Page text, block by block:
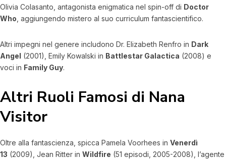
Olivia Colasanto, antagonista enigmatica nel spin-off di Doctor
Who , aggiungendo mistero al suo curriculum fantascientifico.
Altri impegni nel genere includono Dr. Elizabeth Renfro in Dark
Angel (2001), Emily Kowalski in Battlestar Galactica (2008) e
voci in Family Guy.
Altri Ruoli Famosi di Nana
Visitor
Oltre alla fantascienza, spicca Pamela Voorhees in Venerdì
13 (2009), Jean Ritter in Wildfire (51 episodi, 2005-2008), l’agente